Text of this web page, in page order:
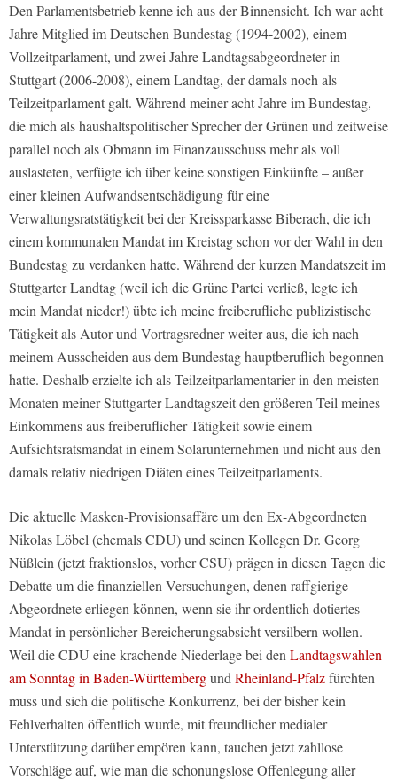
Den Parlamentsbetrieb kenne ich aus der Binnensicht. Ich war acht
Jahre Mitglied im Deutschen Bundestag (1994-2002), einem
Vollzeitparlament, und zwei Jahre Landtagsabgeordneter in
Stuttgart (2006-2008), einem Landtag, der damals noch als
Teilzeitparlament galt. Während meiner acht Jahre im Bundestag,
die mich als haushaltspolitischer Sprecher der Grünen und zeitweise
parallel noch als Obmann im Finanzausschuss mehr als voll
auslasteten, verfügte ich über keine sonstigen Einkünfte – außer
einer kleinen Aufwandsentschädigung für eine
Verwaltungsratstätigkeit bei der Kreissparkasse Biberach, die ich
einem kommunalen Mandat im Kreistag schon vor der Wahl in den
Bundestag zu verdanken hatte. Während der kurzen Mandatszeit im
Stuttgarter Landtag (weil ich die Grüne Partei verließ, legte ich
mein Mandat nieder!) übte ich meine freiberufliche publizistische
Tätigkeit als Autor und Vortragsredner weiter aus, die ich nach
meinem Ausscheiden aus dem Bundestag hauptberuflich begonnen
hatte. Deshalb erzielte ich als Teilzeitparlamentarier in den meisten
Monaten meiner Stuttgarter Landtagszeit den größeren Teil meines
Einkommens aus freiberuflicher Tätigkeit sowie einem
Aufsichtsratsmandat in einem Solarunternehmen und nicht aus den
damals relativ niedrigen Diäten eines Teilzeitparlaments.
Die aktuelle Masken-Provisionsaffäre um den Ex-Abgeordneten
Nikolas Löbel (ehemals CDU) und seinen Kollegen Dr. Georg
Nüßlein (jetzt fraktionslos, vorher CSU) prägen in diesen Tagen die
Debatte um die finanziellen Versuchungen, denen raffgierige
Abgeordnete erliegen können, wenn sie ihr ordentlich dotiertes
Mandat in persönlicher Bereicherungsabsicht versilbern wollen.
Weil die CDU eine krachende Niederlage bei denLandtagswahlen
am Sonntag in Baden-WürttembergundRheinland-Pfalzfürchten
muss und sich die politische Konkurrenz, bei der bisher kein
Fehlverhalten öffentlich wurde, mit freundlicher medialer
Unterstützung darüber empören kann, tauchen jetzt zahllose
Vorschläge auf, wie man die schonungslose Offenlegung aller